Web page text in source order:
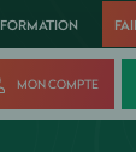
FORMATION
MON COMPTE